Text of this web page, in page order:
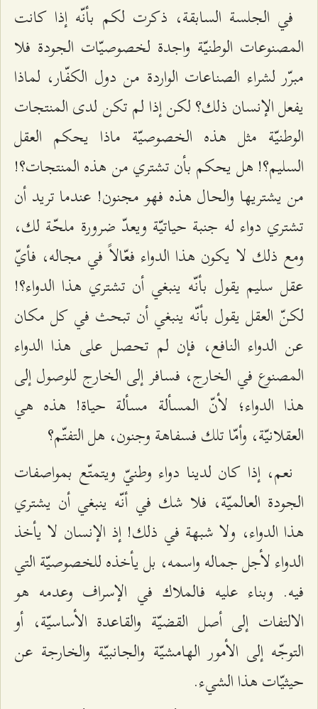
في الجلسة السابقة، ذكرت لكم بأنّه إذا كانت
المصنوعات الوطنيّة واجدة لخصوصيّات الجودة فلا
مبرّر لشراء الصناعات الواردة من دول الكفّار، لماذا
يفعل الإنسان ذلك؟ لكن إذا لم تكن لدى المنتجات
الوطنيّة مثل هذه الخصوصيّة ماذا يحكم العقل
السليم؟! هل يحكم بأن تشتري من هذه المنتجات؟!
من يشتريها والحال هذه فهو مجنون! عندما تريد أن
تشتري دواء له جنبة حياتيّة ويعدّ ضرورة ملحّة لك،
ومع ذلك لا يكون هذا الدواء فعّالاً في مجاله، فأيّ
عقل سليم يقول بأنّه ينبغي أن تشتري هذا الدواء؟!
لكنّ العقل يقول بأنّه ينبغي أن تبحث في كل مكان
عن الدواء النافع، فإن لم تحصل على هذا الدواء
المصنوع في الخارج، فسافر إلى الخارج للوصول إلى
هذا الدواء؛ لأنّ المسألة مسألة حياة! هذه هي
العقلانيّة، وأمّا تلك فسفاهة وجنون، هل التفتّم؟
نعم، إذا كان لدينا دواء وطنيّ ويتمتّع بمواصفات
الجودة العالميّة، فلا شك في أنّه ينبغي أن يشتري
هذا الدواء، ولا شبهة في ذلك! إذ الإنسان لا يأخذ
الدواء لأجل جماله واسمه، بل يأخذه للخصوصيّة التي
فيه. وبناء عليه فالملاك في الإسراف وعدمه هو
الالتفات إلى أصل القضيّة والقاعدة الأساسيّة، أو
التوجّه إلى الأمور الهامشيّة والجانبيّة والخارجة عن
حيثيّات هذا الشيء.